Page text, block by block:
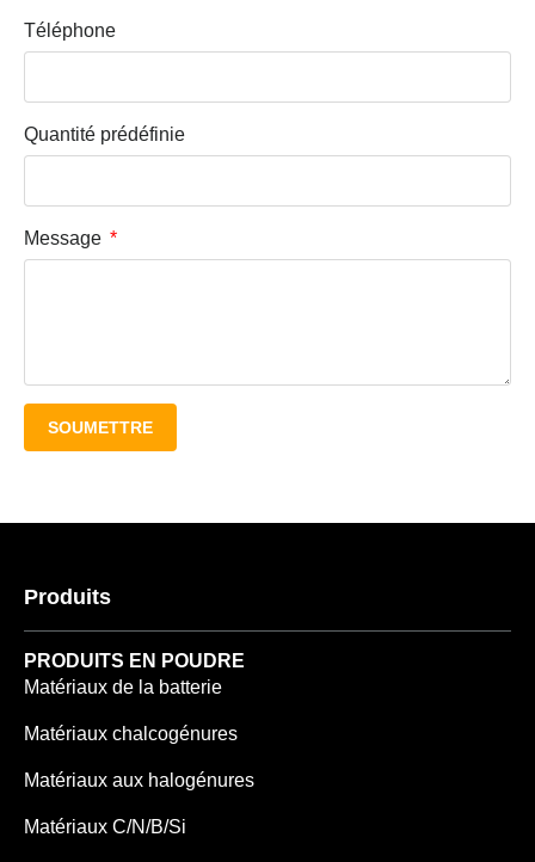
Téléphone
Quantité prédéfinie
Message
SOUMETTRE
Produits
PRODUITS EN POUDRE
Matériaux de la batterie
Matériaux chalcogénures
Matériaux aux halogénures
Matériaux C/N/B/Si